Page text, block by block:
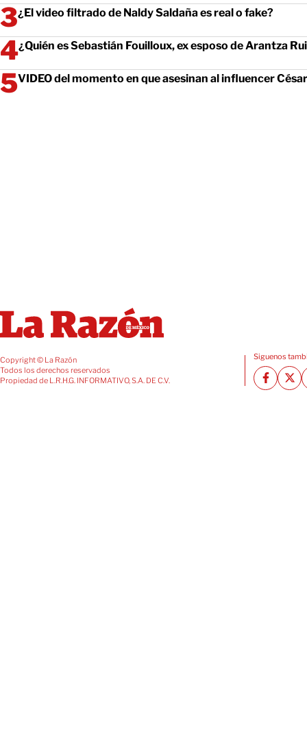
¿El video filtrado de Naldy Saldaña es real o fake?
¿Quién es Sebastián Fouilloux, ex esposo de Arantza
VIDEO del momento en que asesinan al influencer
Copyright © La Razón
Todos los derechos reservados
Propiedad de L.R.H.G. INFORMATIVO, S.A. DE C.V.
Siguenos